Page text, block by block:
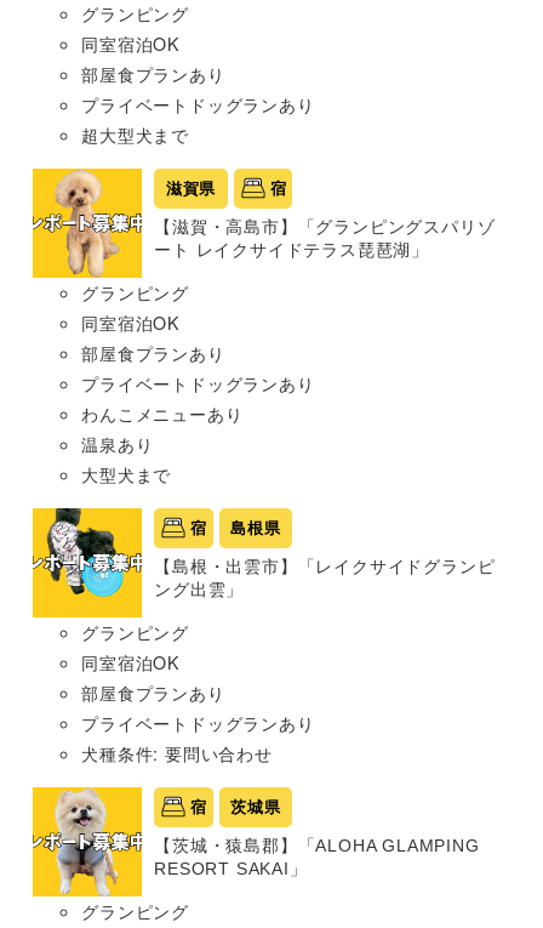
グランピング
同室宿泊OK
部屋食プランあり
プライベートドッグランあり
超大型犬まで
滋賀県 宿
【滋賀・高島市】「グランピングスパリゾ
ート レイクサイドテラス琵琶湖」
グランピング
同室宿泊OK
部屋食プランあり
プライベートドッグランあり
わんこメニューあり
温泉あり
大型犬まで
宿 島根県
【島根・出雲市】「レイクサイドグランピ
ング出雲」
グランピング
同室宿泊OK
部屋食プランあり
プライベートドッグランあり
犬種条件: 要問い合わせ
宿 茨城県
【茨城・猿島郡】「ALOHA GLAMPING
RESORT SAKAI」
グランピング